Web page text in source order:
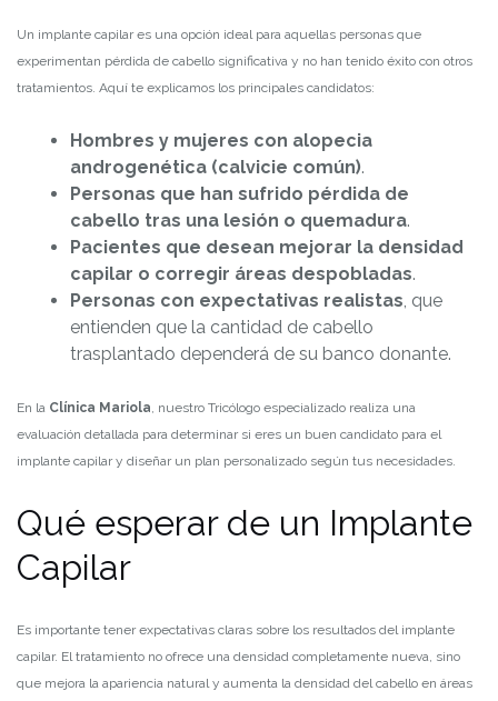
Un implante capilar es una opción ideal para aquellas personas que
experimentan pérdida de cabello significativa y no han tenido éxito con otros
tratamientos. Aquí te explicamos los principales candidatos:
Hombres y mujeres con alopecia
androgenética (calvicie común).
Personas que han sufrido pérdida de
cabello tras una lesión o quemadura.
Pacientes que desean mejorar la densidad
capilar o corregir áreas despobladas.
Personas con expectativas realistas, que
entienden que la cantidad de cabello
trasplantado dependerá de su banco donante.
En la Clínica Mariola, nuestro Tricólogo especializado realiza una
evaluación detallada para determinar si eres un buen candidato para el
implante capilar y diseñar un plan personalizado según tus necesidades.
Qué esperar de un Implante
Capilar
Es importante tener expectativas claras sobre los resultados del implante
capilar. El tratamiento no ofrece una densidad completamente nueva, sino
que mejora la apariencia natural y aumenta la densidad del cabello en áreas